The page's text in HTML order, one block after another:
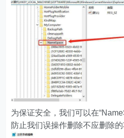
为保证安全，我们可以在
防止我们误操作删除不应删除的